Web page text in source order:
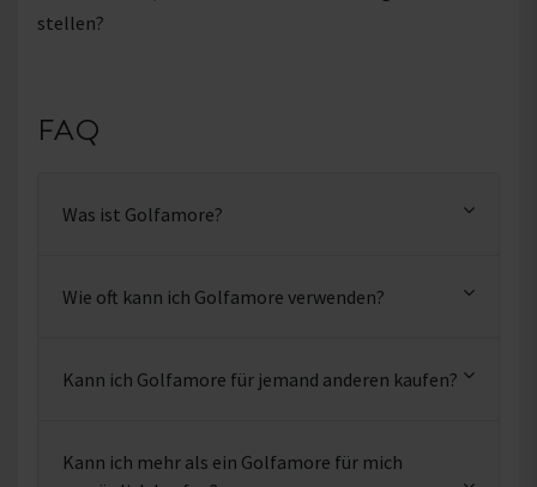
stellen?
FAQ
Was ist Golfamore?
Wie oft kann ich Golfamore verwenden?
Kann ich Golfamore für jemand anderen kaufen?
Kann ich mehr als ein Golfamore für mich